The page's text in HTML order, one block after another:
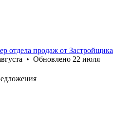
отдела продаж от Застройщика
• Обновлено 22 июля